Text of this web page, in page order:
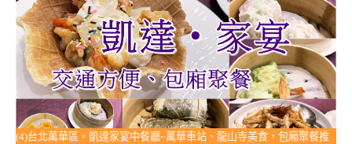
(4)台北萬華區。凱達家宴中餐廳~萬華車站、龍山寺美食，包廂聚餐推